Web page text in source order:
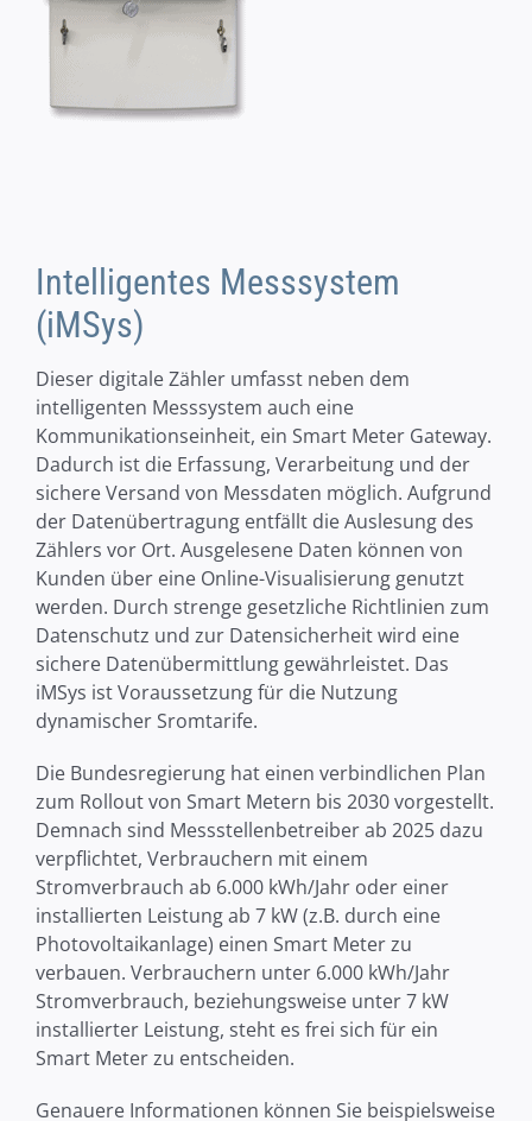
Intelligentes Messsystem
(iMSys)
Dieser digitale Zähler umfasst neben dem
intelligenten Messsystem auch eine
Kommunikationseinheit, ein Smart Meter Gateway.
Dadurch ist die Erfassung, Verarbeitung und der
sichere Versand von Messdaten möglich. Aufgrund
der Datenübertragung entfällt die Auslesung des
Zählers vor Ort. Ausgelesene Daten können von
Kunden über eine Online-Visualisierung genutzt
werden. Durch strenge gesetzliche Richtlinien zum
Datenschutz und zur Datensicherheit wird eine
sichere Datenübermittlung gewährleistet. Das
iMSys ist Voraussetzung für die Nutzung
dynamischer Sromtarife.
Die Bundesregierung hat einen verbindlichen Plan
zum Rollout von Smart Metern bis 2030 vorgestellt.
Demnach sind Messstellenbetreiber ab 2025 dazu
verpflichtet, Verbrauchern mit einem
Stromverbrauch ab 6.000 kWh/Jahr oder einer
installierten Leistung ab 7 kW (z.B. durch eine
Photovoltaikanlage) einen Smart Meter zu
verbauen. Verbrauchern unter 6.000 kWh/Jahr
Stromverbrauch, beziehungsweise unter 7 kW
installierter Leistung, steht es frei sich für ein
Smart Meter zu entscheiden.
Genauere Informationen können Sie beispielsweise